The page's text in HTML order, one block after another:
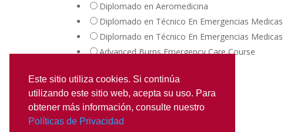
Este sitio utiliza cookies. Si continúa
utilizando este sitio web, acepta su uso. Para
obtener más información, consulte nuestro
Políticas de Privacidad
Diplomado en Aeromedicina
Diplomado en Técnico En Emergencias
Diplomado en Técnico En Emergencias
Advanced Burns Emergency Care Course